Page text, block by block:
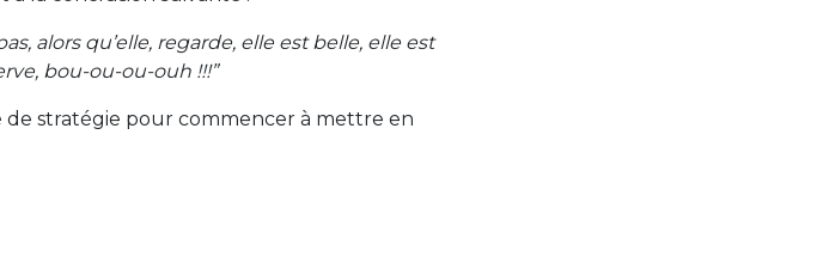
alors qu’elle, regarde, elle est belle, elle est
bou-ou-ou-ouh !!!”
de stratégie pour commencer à mettre en